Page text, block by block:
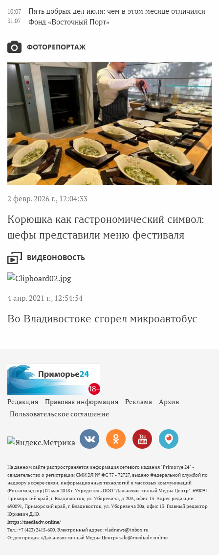
10:07
31.07
Пять добрых дел июля: чем в этом месяце отличился
Фонд «Восточный Порт»
ФОТОРЕПОРТАЖ
2 февр. 2026 г., 12:04:33
Корюшка как гастрономический символ:
шефы представили меню фестиваля
ВИДЕОНОВОСТЬ
4 апр. 2021 г., 12:54:54
Во Владивостоке сгорел микроавтобус
Редакция Правовая информация Реклама
Архив
Пользовательское соглашение
На данном сайте распространяется информация сетевого издания "Primorye 24" -
свидетельство о регистрации СМИ ЭЛ № ФС 77 - 72727, выдано Федеральной службой по
надзору в сфере связи, информационных технологий и массовых коммуникаций
(Роскомнадзор) 04 мая 2018 г. Учредитель ООО "Дальневосточный Медиа Центр". 690091,
Приморский край, г. Владивосток, ул. Уборевича, д.20А, офис 13. Адрес редакции:
690091, Приморский край, г. Владивосток, ул. Уборевича 20а, офис 13. Главный редактор
Юркевич Д.Ю.
https://mediadv.online/
Тел.: +7 (423) 2415-600. Электронный адрес: vladnews@inbox.ru
Отдел продаж «Дальневосточный Медиа Центр» sale@mediadv.online